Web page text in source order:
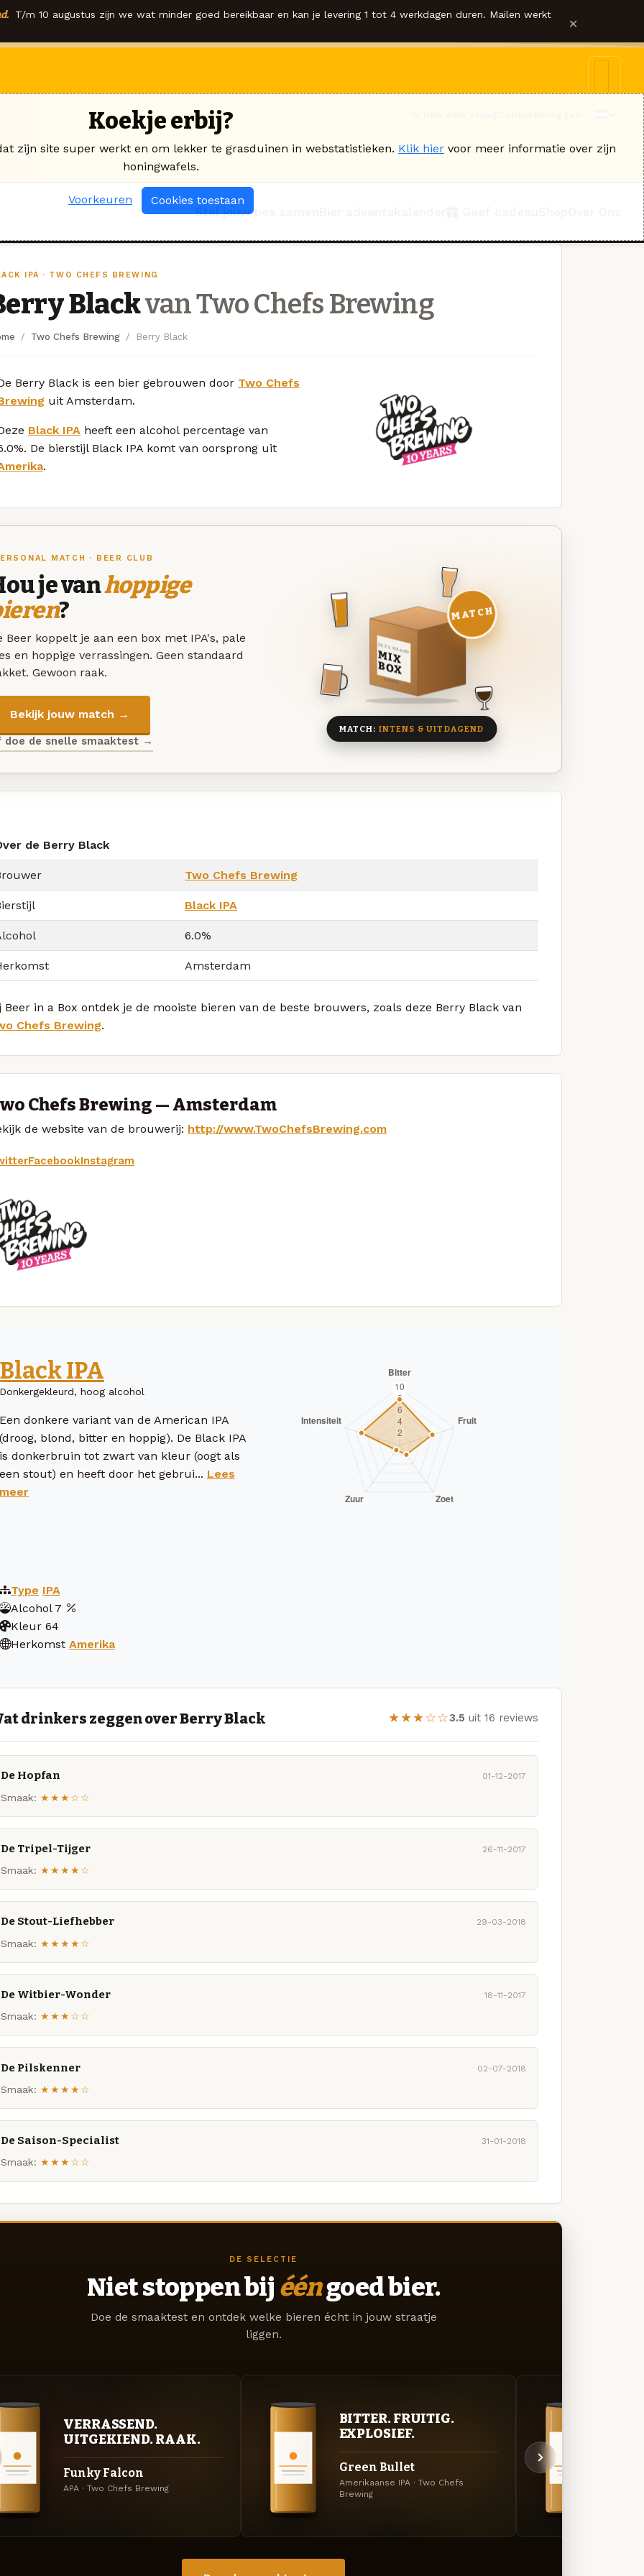
T/m 10 augustus zijn we wat minder goed bereikbaar en kan je levering 1 tot 4 werkdagen duren. Mailen werkt ×
Stel jouw box samen
IPA · TWO CHEFS BREWING
Blackvan Two Chefs Brewing
Two Chefs Brewing Berry Black
Berry Black is een bier gebrouwen door Two Chefs
uit Amsterdam.
Black IPA heeft een alcohol percentage van
De bierstijl Black IPA komt van oorsprong uit
.
MATCH · BEER CLUB
je vanhoppige
?
Beer koppelt je aan een box met IPA's, pale
en hoppige verrassingen. Geen standaard
Gewoon raak.
Bekijk jouw match →
doe de snelle smaaktest →
DEZE MAAND
MIX
BOX
8 BIEREN
MATCH
MATCH: INTENS & UITDAGEND
de Berry Black
Two Chefs Brewing
Black IPA
6.0%
Amsterdam
Beer in a Box ontdek je de mooiste bieren van de beste brouwers, zoals deze Berry Black van
Chefs Brewing.
Chefs Brewing — Amsterdam
de website van de brouwerij: http://www.TwoChefsBrewing.com
FacebookInstagram
Black IPA
Donkergekleurd, hoog alcohol
Een donkere variant van de American IPA
(droog, blond, bitter en hoppig). De Black IPA
is donkerbruin tot zwart van kleur (oogt als
een stout) en heeft door het gebrui... Lees
meer
Type IPA
Alcohol 7
Kleur 64
Herkomst Amerika
drinkers zeggen over Berry Black ★★★☆☆3.5 uit 16 reviews
De Hopfan 01-12-2017
Smaak: ★★★☆☆
De Tripel-Tijger 26-11-2017
Smaak: ★★★★☆
De Stout-Liefhebber 29-03-2018
Smaak: ★★★★☆
De Witbier-Wonder 18-11-2017
Smaak: ★★★☆☆
De Pilskenner 02-07-2018
Smaak: ★★★★☆
De Saison-Specialist 31-01-2018
Smaak: ★★★☆☆
DE SELECTIE
Niet stoppen bij ééngoed bier.
Doe de smaaktest en ontdek welke bieren écht in jouw straatje
liggen.
VERRASSEND.
UITGEKIEND. RAAK.
Funky Falcon
APA · Two Chefs Brewing
BITTER. FRUITIG.
EXPLOSIEF.
Green Bullet
Amerikaanse IPA · Two Chefs
Brewing
Koekje erbij?
zijn site super werkt en om lekker te grasduinen in webstatistieken. Klik hier voor meer informatie over zijn
honingwafels.
Voorkeuren Cookies toestaan